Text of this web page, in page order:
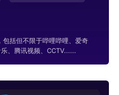
括但不限于哔哩哔哩、爱奇
、腾讯视频、CCTV......